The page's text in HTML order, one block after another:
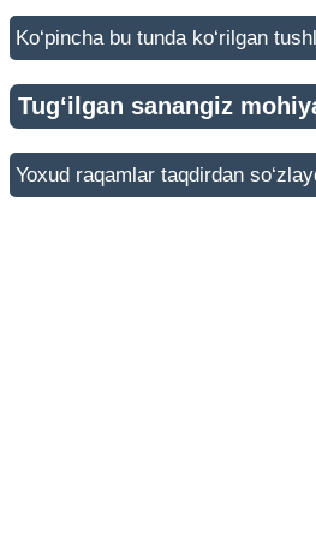
Ko‘pincha bu tunda ko‘rilgan
Tug‘ilgan sanangiz
Yoxud raqamlar taqdirdan